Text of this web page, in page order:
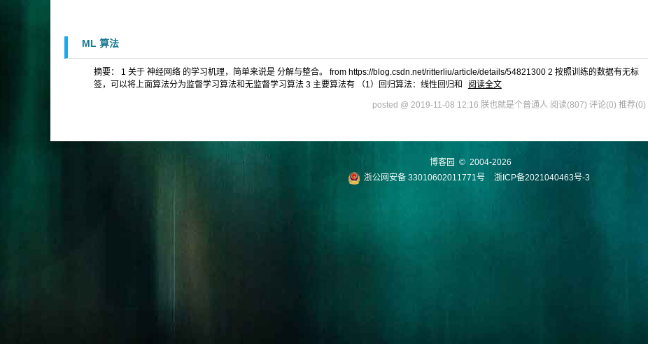
ML 算法
摘要： 1 关于 神经网络 的学习机理，简单来说是 分解与整合。 from https://blog.csdn.net/ritterliu/article/details/54821300 2 按照训练的数据有无标
签，可以将上面算法分为监督学习算法和无监督学习算法 3 主要算法有 （1）回归算法：线性回归和
阅读全文
posted @ 2019-11-08 12:16 朕也就是个普通人 阅读(807) 评论(0) 推荐(0)
博客园 © 2004-2026
浙公网安备 33010602011771号
浙ICP备2021040463号-3